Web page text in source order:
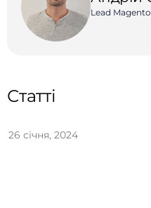
Lead
Статті
26 січня, 2024